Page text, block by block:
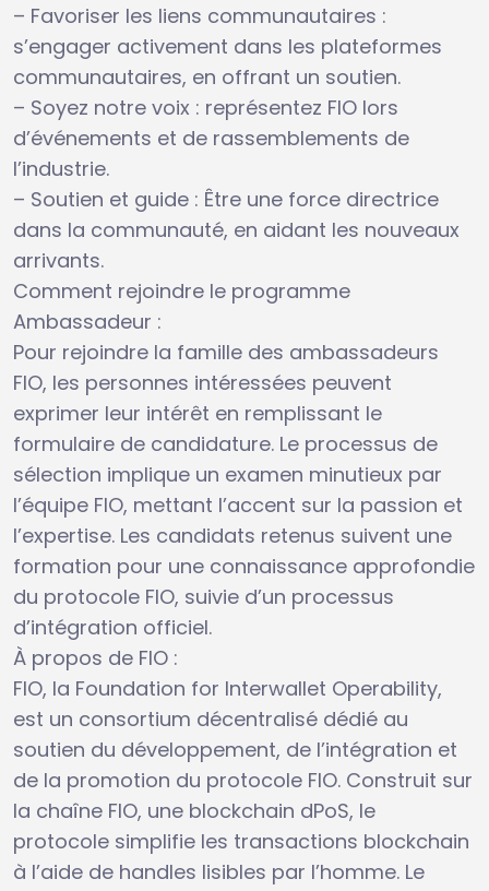
– Favoriser les liens communautaires :
s’engager activement dans les plateformes
communautaires, en offrant un soutien.
– Soyez notre voix : représentez FIO lors
d’événements et de rassemblements de
l’industrie.
– Soutien et guide : Être une force directrice
dans la communauté, en aidant les nouveaux
arrivants.
Comment rejoindre le programme
Ambassadeur :
Pour rejoindre la famille des ambassadeurs
FIO, les personnes intéressées peuvent
exprimer leur intérêt en remplissant le
formulaire de candidature. Le processus de
sélection implique un examen minutieux par
l’équipe FIO, mettant l’accent sur la passion et
l’expertise. Les candidats retenus suivent une
formation pour une connaissance approfondie
du protocole FIO, suivie d’un processus
d’intégration officiel.
À propos de FIO :
FIO, la Foundation for Interwallet Operability,
est un consortium décentralisé dédié au
soutien du développement, de l’intégration et
de la promotion du protocole FIO. Construit sur
la chaîne FIO, une blockchain dPoS, le
protocole simplifie les transactions blockchain
à l’aide de handles lisibles par l’homme. Le